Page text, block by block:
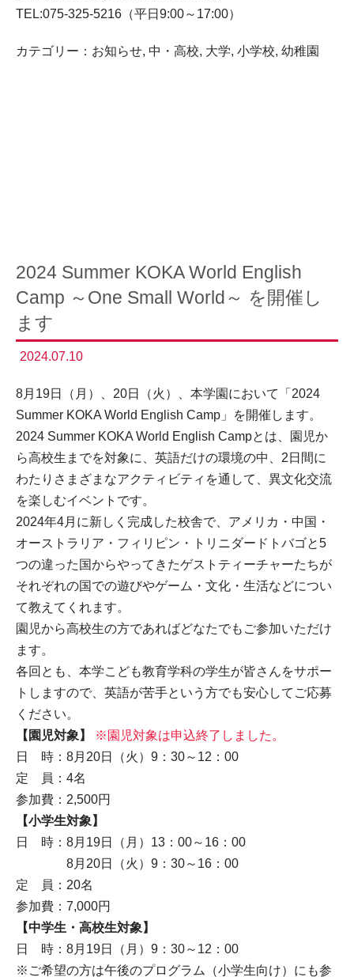
TEL:075-325-5216（平日9:00～17:00）
カテゴリー： お知らせ, 中・高校, 大学, 小学校, 幼稚園
2024 Summer KOKA World English
Camp ～One Small World～ を開催し
ます
2024.07.10
8月19日（月）、20日（火）、本学園において「2024
Summer KOKA World English Camp」を開催します。
2024 Summer KOKA World English Campとは、園児か
ら高校生までを対象に、英語だけの環境の中、2日間に
わたりさまざまなアクティビティを通して、異文化交流
を楽しむイベントです。
2024年4月に新しく完成した校舎で、アメリカ・中国・
オーストラリア・フィリピン・トリニダードトバゴと5
つの違った国からやってきたゲストティーチャーたちが
それぞれの国での遊びやゲーム・文化・生活などについ
て教えてくれます。
園児から高校生の方であればどなたでもご参加いただけ
ます。
各回とも、本学こども教育学科の学生が皆さんをサポー
トしますので、英語が苦手という方でも安心してご応募
ください。
【園児対象】
※園児対象は申込終了しました。
日 時：8月20日（火）9：30～12：00
定 員：4名
参加費：2,500円
【小学生対象】
日 時：8月19日（月）13：00～16：00
8月20日（火）9：30～16：00
定 員：20名
参加費：7,000円
【中学生・高校生対象】
日 時：8月19日（月）9：30～12：00
※ご希望の方は午後のプログラム（小学生向け）にも参